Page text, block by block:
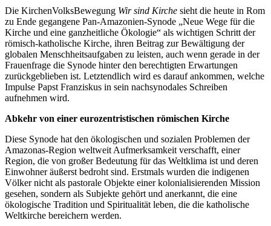
Die KirchenVolksBewegung Wir sind Kirche sieht die heute in Rom
zu Ende gegangene Pan-Amazonien-Synode „Neue Wege für die
Kirche und eine ganzheitliche Ökologie“ als wichtigen Schritt der
römisch-katholische Kirche, ihren Beitrag zur Bewältigung der
globalen Menschheitsaufgaben zu leisten, auch wenn gerade in der
Frauenfrage die Synode hinter den berechtigten Erwartungen
zurückgeblieben ist. Letztendlich wird es darauf ankommen, welche
Impulse Papst Franziskus in sein nachsynodales Schreiben
aufnehmen wird.
Abkehr von einer eurozentristischen römischen Kirche
Diese Synode hat den ökologischen und sozialen Problemen der
Amazonas-Region weltweit Aufmerksamkeit verschafft, einer
Region, die von großer Bedeutung für das Weltklima ist und deren
Einwohner äußerst bedroht sind. Erstmals wurden die indigenen
Völker nicht als pastorale Objekte einer kolonialisierenden Mission
gesehen, sondern als Subjekte gehört und anerkannt, die eine
ökologische Tradition und Spiritualität leben, die die katholische
Weltkirche bereichern werden.